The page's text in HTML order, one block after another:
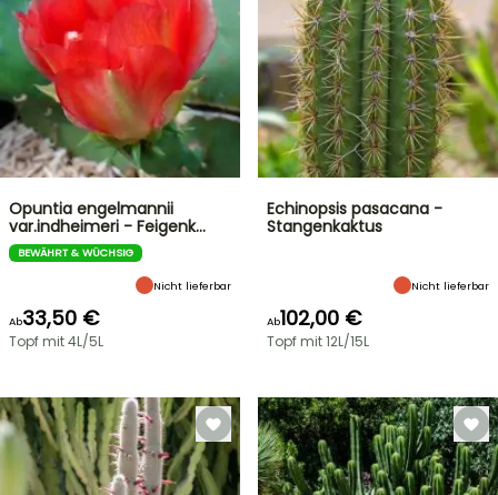
Opuntia engelmannii
var.indheimeri - Feigenk…
BEWÄHRT & WÜCHSIG
Nicht lieferbar
Ab33,50 €
Topf mit 4L/5L
Echinopsis pasacana -
Stangenkaktus
Nicht lieferbar
Ab102,00 €
Topf mit 12L/15L